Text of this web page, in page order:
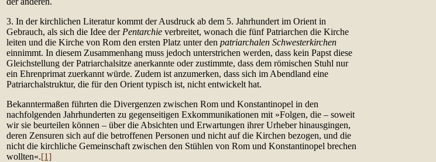
3. In der kirchlichen Literatur kommt der Ausdruck ab dem 5. Jahrhundert im Orient in
Gebrauch, als sich die Idee der Pentarchie verbreitet, wonach die fünf Patriarchen die Kirche
leiten und die Kirche von Rom den ersten Platz unter den patriarchalen Schwesterkirchen
einnimmt. In diesem Zusammenhang muss jedoch unterstrichen werden, dass kein Papst diese
Gleichstellung der Patriarchalsitze anerkannte oder zustimmte, dass dem römischen Stuhl nur
ein Ehrenprimat zuerkannt würde. Zudem ist anzumerken, dass sich im Abendland eine
Patriarchalstruktur, die für den Orient typisch ist, nicht entwickelt hat.
Bekanntermaßen führten die Divergenzen zwischen Rom und Konstantinopel in den
nachfolgenden Jahrhunderten zu gegenseitigen Exkommunikationen mit »Folgen, die – soweit
wir sie beurteilen können – über die Absichten und Erwartungen ihrer Urheber hinausgingen,
deren Zensuren sich auf die betroffenen Personen und nicht auf die Kirchen bezogen, und die
nicht die kirchliche Gemeinschaft zwischen den Stühlen von Rom und Konstantinopel brechen
wollten«.[1]